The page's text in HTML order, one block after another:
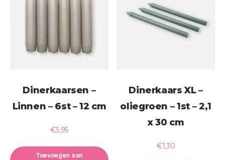
Dinerkaarsen –
Linnen – 6st – 12 cm
€3,95
Toevoegen aan
Dinerkaars XL –
oliegroen – 1st – 2,1
x 30 cm
€1,30